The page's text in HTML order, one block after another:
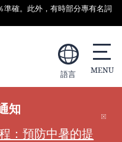
準確。此外，有時部分專有名詞
語言
知
：預防中暑的提